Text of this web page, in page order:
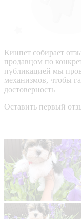
Кинпет собирает
продавцом по
публикацией мы
механизмов, чтобы
достоверность
Оставить первый